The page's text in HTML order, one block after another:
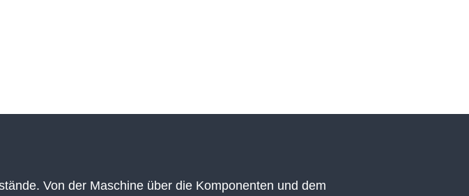
Von der Maschine über die Komponenten und dem